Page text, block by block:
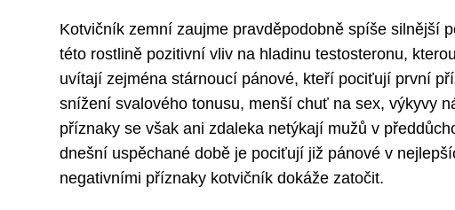
Kotvičník zemní zaujme pravděpodobně spíše silnější
této rostlině pozitivní vliv na hladinu testosteronu,
uvítají zejména stárnoucí pánové, kteří pociťují první
snížení svalového tonusu, menší chuť na sex, výkyvy
příznaky se však ani zdaleka netýkají mužů v
dnešní uspěchané době je pociťují již pánové v
negativními příznaky kotvičník dokáže zatočit.